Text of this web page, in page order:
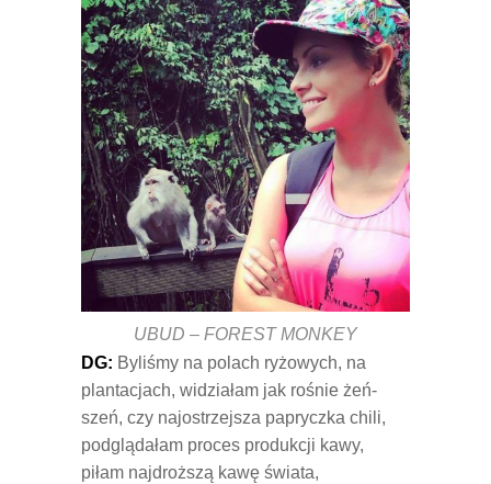
UBUD – FOREST MONKEY
DG: Byliśmy na polach ryżowych, na
plantacjach, widziałam jak rośnie żeń-
szeń, czy najostrzejsza papryczka chili,
podglądałam proces produkcji kawy,
piłam najdroższą kawę świata,